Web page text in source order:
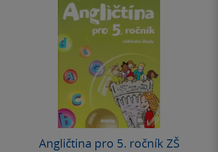
Angličtina pro 5. ročník ZŠ